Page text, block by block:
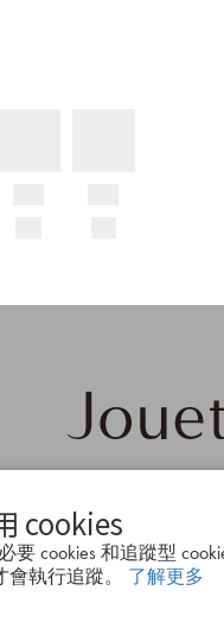
cookies
要 cookies 和追蹤型
執行追蹤。 了解更多
念